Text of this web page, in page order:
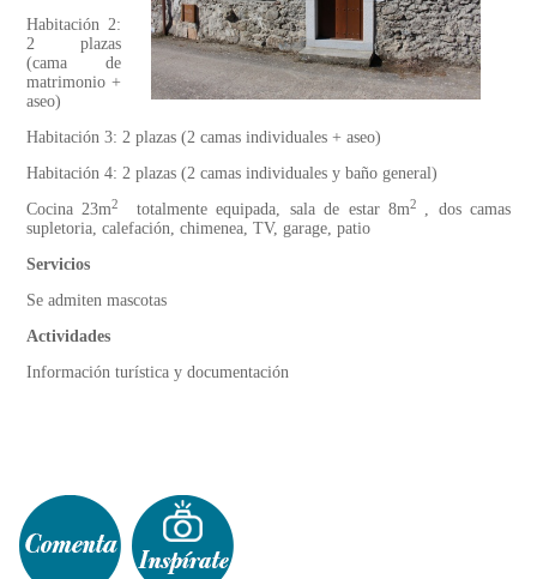
Habitación 2:
2 plazas
(cama de
matrimonio +
aseo)
Habitación 3: 2 plazas (2 camas individuales + aseo)
Habitación 4: 2 plazas (2 camas individuales y baño general)
Cocina 23m2 totalmente equipada, sala de estar 8m2 , dos camas
supletoria, calefación, chimenea, TV, garage, patio
Servicios
Se admiten mascotas
Actividades
Información turística y documentación